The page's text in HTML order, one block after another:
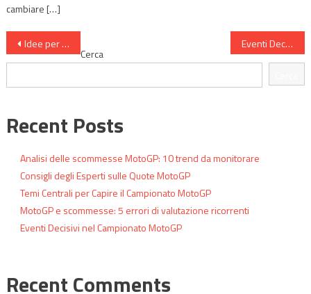
cambiare […]
Navigazione
articoli
Idee per Approfondire le Scommesse MotoGP Eventi Decisivi nel Campionato MotoGP
Cerca
Recent Posts
Analisi delle scommesse MotoGP: 10 trend da monitorare
Consigli degli Esperti sulle Quote MotoGP
Temi Centrali per Capire il Campionato MotoGP
MotoGP e scommesse: 5 errori di valutazione ricorrenti
Eventi Decisivi nel Campionato MotoGP
Recent Comments